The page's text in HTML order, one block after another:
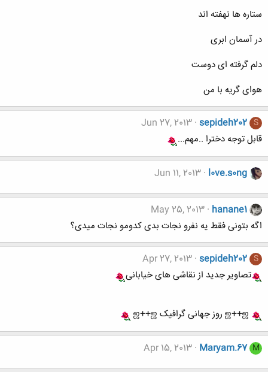
ستاره ها نهفته اند
در آسمان ابری
دلم گرفته ای دوست
هوای گریه با من
S
sepideh202
Jun 27, 2013
قابل توجه دخترا ..مهم...
l0ve.s0ng
Jun 11, 2013
hanane1
May 25, 2013
اگه بتونی فقط یه نفرو نجات بدی کدومو نجات میدی؟
S
sepideh202
Apr 27, 2013
تصاویر جدید از نقاشی های خیابانی
M
Maryam.67
Apr 15, 2013